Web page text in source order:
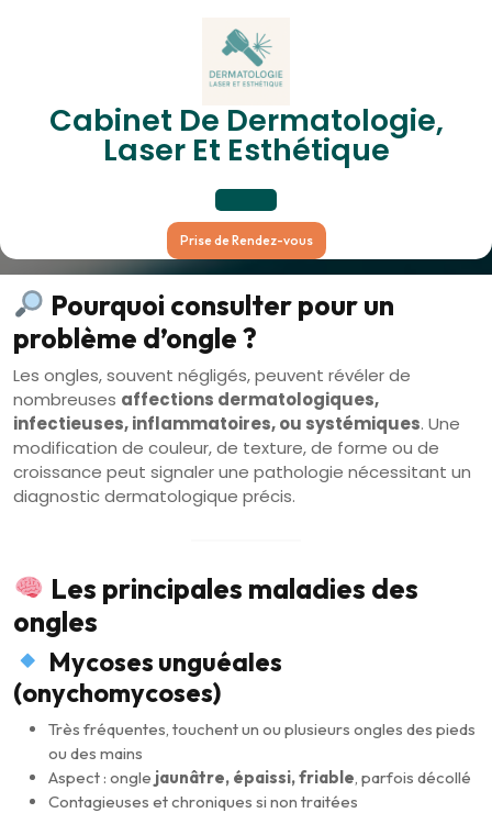
Cabinet De Dermatologie,
Laser Et Esthétique
Open
Button
Prise de Rendez-vous
Maladies Des Ongles
(onychopathies)
Pourquoi consulter pour un
problème d’ongle ?
Les ongles, souvent négligés, peuvent révéler de
nombreuses affections dermatologiques,
infectieuses, inflammatoires, ou systémiques. Une
modification de couleur, de texture, de forme ou de
croissance peut signaler une pathologie nécessitant un
diagnostic dermatologique précis.
Les principales maladies des
ongles
Mycoses unguéales
(onychomycoses)
Très fréquentes, touchent un ou plusieurs ongles des pieds
ou des mains
Aspect : ongle jaunâtre, épaissi, friable , parfois décollé
Contagieuses et chroniques si non traitées